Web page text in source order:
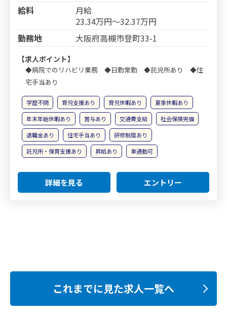
給料
月給
23.34万円～32.37万円
勤務地
大阪府高槻市登町33-1
【求人ポイント】
◆病院でのリハビリ業務 ◆日勤常勤 ◆託児所あり ◆住
宅手当あり
学歴不問 育児支援あり 育児休暇あり
夏季休暇あり
年末年始休暇あり
賞与あり 交通費支給
社会保険完備
退職金あり
住宅手当あり
研修制度あり
託児所・保育支援あり
昇給あり 車通勤可
詳細を見る エントリー
これまでに見た求人一覧へ